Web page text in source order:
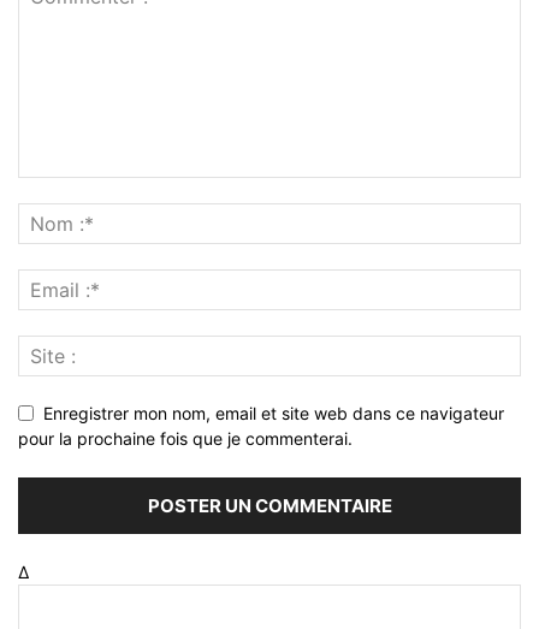
Enregistrer mon nom, email et site web dans ce navigateur
pour la prochaine fois que je commenterai.
Δ